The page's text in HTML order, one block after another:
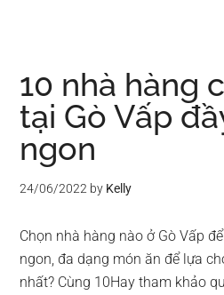
10 nhà hàng
tại Gò Vấp
ngon
24/06/2022 by Kelly
Chọn nhà hàng nào ở Gò Vấp
ngon, đa dạng món ăn để lựa
nhất? Cùng 10Hay tham khảo